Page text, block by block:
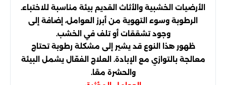
الأرضيات الخشبية والأثاث القديم بيئة مناسبة للاختباء.
الرطوبة وسوء التهوية من أبرز العوامل، إضافة إلى
وجود تشققات أو تلف في الخشب.
ظهور هذا النوع قد يشير إلى مشكلة رطوبة تحتاج
معالجة بالتوازي مع الإبادة. العلاج الفعّال يشمل البيئة
والحشرة معًا.